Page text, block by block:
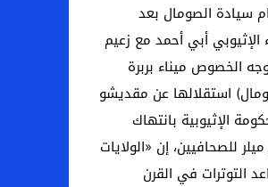
على ضرورة احترام سيادة الصومال بعد
أبي أحمد مع زعيم
على البحر الأحمر لمدة 50 عامًا، بما في ذلك على وجه الخصوص ميناء بربرة
استقلالها عن مقديشو
الإثيوبية بانتهاك
للصحافيين، إن «الولايات
التوترات في القرن